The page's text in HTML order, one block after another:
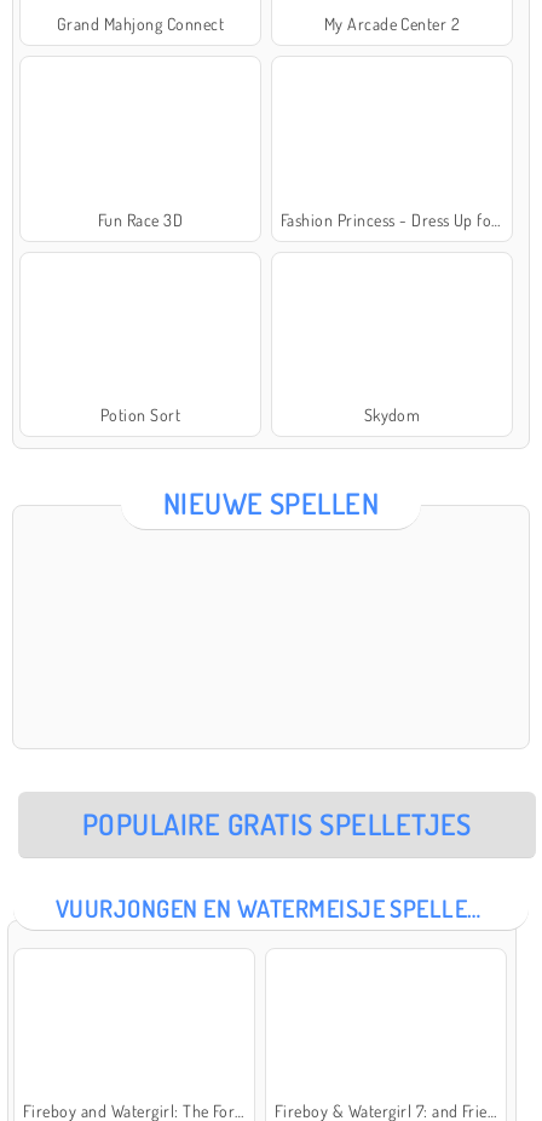
Grand Mahjong Connect My Arcade Center 2
Fun Race 3D
Potion Sort Skydom
NIEUWE SPELLEN
POPULAIRE GRATIS SPELLETJES
VUURJONGEN EN WATERMEISJE SPELLETJES